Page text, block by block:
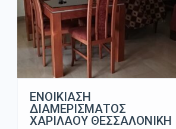
ΕΝΟΙΚΙΑΣΗ
ΔΙΑΜΕΡΙΣΜΑΤΟΣ
ΧΑΡΙΛΑΟΥ ΘΕΣΣΑΛΟΝΙΚΗ